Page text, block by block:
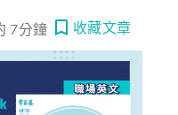
7分鐘 收藏文章